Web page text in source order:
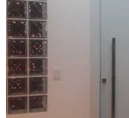
Esquadrias de alumínio
Esquadrias de alumínio em
Esquadrias de alumínio valor
Esquadrias anti ruído
Esquadrias condomínio